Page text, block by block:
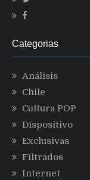
Categorias
Análisis
Chile
Cultura POP
Dispositivo
Exclusivas
Filtrados
Internet